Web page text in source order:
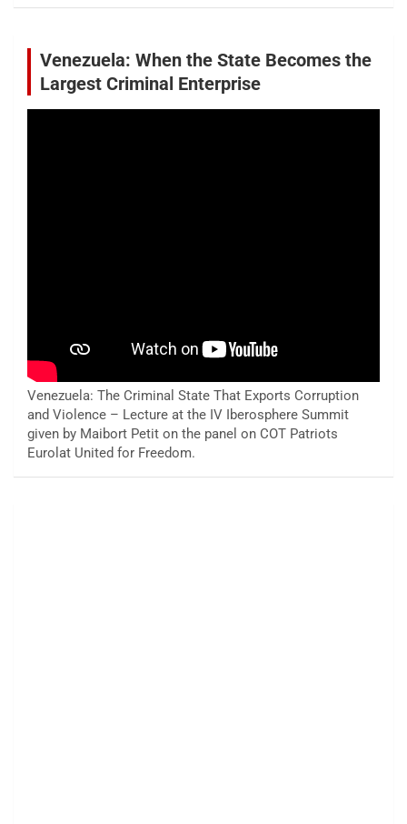
Venezuela: When the State Becomes the
Largest Criminal Enterprise
Venezuela: The Criminal State That Exports Corruption
and Violence – Lecture at the IV Iberosphere Summit
given by Maibort Petit on the panel on COT Patriots
Eurolat United for Freedom.